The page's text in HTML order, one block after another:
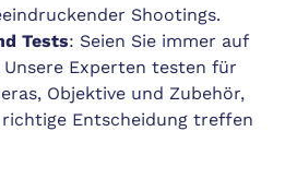
Shootings.
Tests: Seien Sie immer auf
Experten testen für
Objektive und Zubehör,
richtige Entscheidung treffen